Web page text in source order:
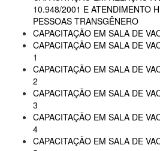
10.948/2001 E ATENDIMENTO
PESSOAS TRANSGÊNERO
CAPACITAÇÃO EM SALA DE
CAPACITAÇÃO EM SALA DE
1
CAPACITAÇÃO EM SALA DE
2
CAPACITAÇÃO EM SALA DE
3
CAPACITAÇÃO EM SALA DE
4
CAPACITAÇÃO EM SALA DE